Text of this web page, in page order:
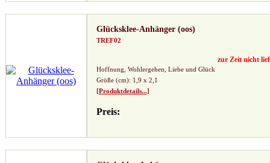
Glücksklee-Anhänger (oos)
TREF02
zur Zeit nicht
Hoffnung, Wohlergehen, Liebe und Glück
Größe (cm): 1,9 x 2,1
[Produktdetails...]
Preis: